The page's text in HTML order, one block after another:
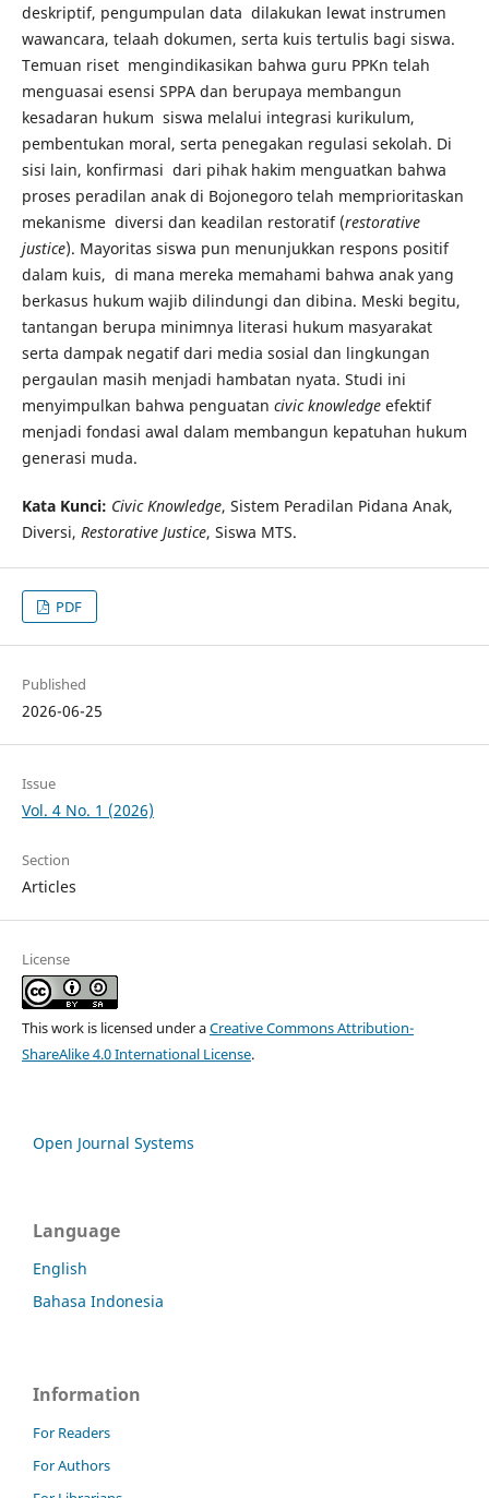
deskriptif, pengumpulan data dilakukan lewat instrumen
wawancara, telaah dokumen, serta kuis tertulis bagi siswa.
Temuan riset mengindikasikan bahwa guru PPKn telah
menguasai esensi SPPA dan berupaya membangun
kesadaran hukum siswa melalui integrasi kurikulum,
pembentukan moral, serta penegakan regulasi sekolah. Di
sisi lain, konfirmasi dari pihak hakim menguatkan bahwa
proses peradilan anak di Bojonegoro telah memprioritaskan
mekanisme diversi dan keadilan restoratif (restorative
justice). Mayoritas siswa pun menunjukkan respons positif
dalam kuis, di mana mereka memahami bahwa anak yang
berkasus hukum wajib dilindungi dan dibina. Meski begitu,
tantangan berupa minimnya literasi hukum masyarakat
serta dampak negatif dari media sosial dan lingkungan
pergaulan masih menjadi hambatan nyata. Studi ini
menyimpulkan bahwa penguatan civic knowledgeefektif
menjadi fondasi awal dalam membangun kepatuhan hukum
generasi muda.
Kata Kunci: Civic Knowledge, Sistem Peradilan Pidana Anak,
Diversi, Restorative Justice, Siswa MTS.
PDF
Published
2026-06-25
Issue
Vol. 4 No. 1 (2026)
Section
Articles
License
This work is licensed under aCreative Commons Attribution-
ShareAlike 4.0 International License.
Open Journal Systems
Language
English
Bahasa Indonesia
Information
For Readers
For Authors